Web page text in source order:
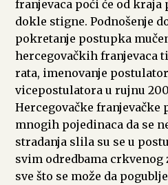
franjevaca poći će od kraja
dokle stigne. Podnošenje
pokretanje postupka
hercegovačkih franjevaca
rata, imenovanje
vicepostulatora u rujnu
Hercegovačke franjevačke
mnogih pojedinaca da se
stradanja slila su se u
svim odredbama crkvenog
sve što se može da